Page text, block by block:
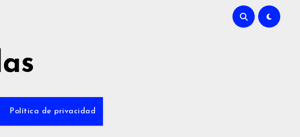
Política de privacidad